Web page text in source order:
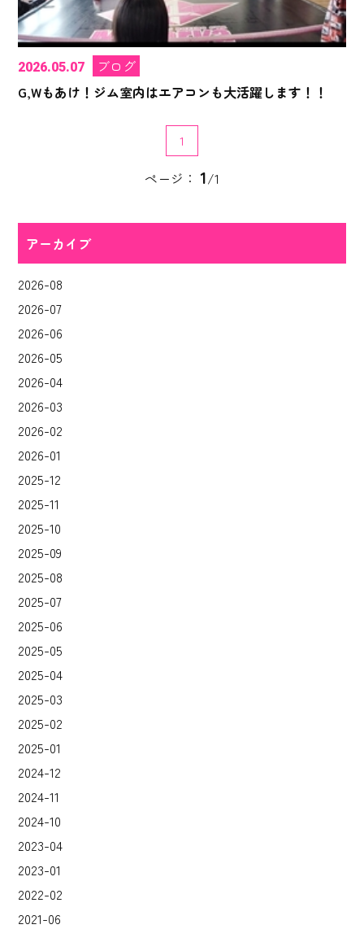
2026.05.07
ブログ
G,Wもあけ！ジム室内はエアコンも大活躍します！！
1
ページ： 1/1
アーカイブ
2026-08
2026-07
2026-06
2026-05
2026-04
2026-03
2026-02
2026-01
2025-12
2025-11
2025-10
2025-09
2025-08
2025-07
2025-06
2025-05
2025-04
2025-03
2025-02
2025-01
2024-12
2024-11
2024-10
2023-04
2023-01
2022-02
2021-06